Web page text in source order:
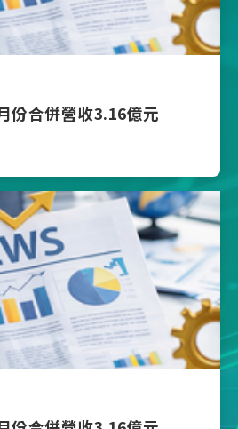
份合併營收3.16億元